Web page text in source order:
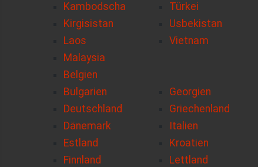
Kambodscha
Kirgisistan
Laos
Malaysia
Türkei
Usbekistan
Vietnam
Belgien
Bulgarien
Deutschland
Dänemark
Estland
Finnland
Georgien
Griechenland
Italien
Kroatien
Lettland